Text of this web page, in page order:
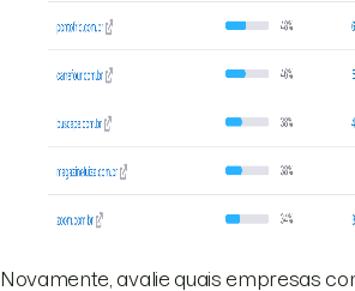
Novamente, avalie quais empresas